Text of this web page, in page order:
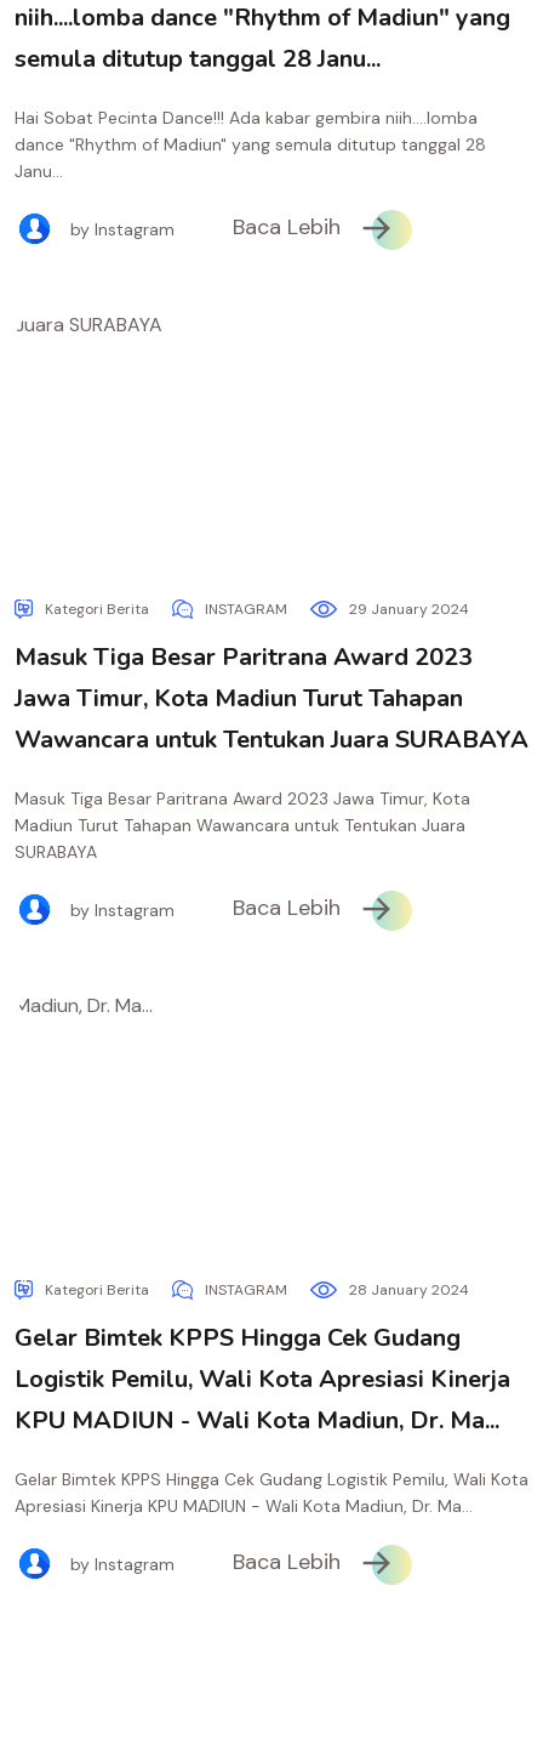
niih....lomba dance "Rhythm of Madiun" yang
semula ditutup tanggal 28 Janu...
Hai Sobat Pecinta Dance!!! Ada kabar gembira niih....lomba
dance "Rhythm of Madiun" yang semula ditutup tanggal 28
Janu...
by Instagram Baca Lebih
Kategori Berita INSTAGRAM 29 January 2024
Masuk Tiga Besar Paritrana Award 2023
Jawa Timur, Kota Madiun Turut Tahapan
Wawancara untuk Tentukan Juara SURABAYA
Masuk Tiga Besar Paritrana Award 2023 Jawa Timur, Kota
Madiun Turut Tahapan Wawancara untuk Tentukan Juara
SURABAYA
by Instagram Baca Lebih
Kategori Berita INSTAGRAM 28 January 2024
Gelar Bimtek KPPS Hingga Cek Gudang
Logistik Pemilu, Wali Kota Apresiasi Kinerja
KPU MADIUN - Wali Kota Madiun, Dr. Ma...
Gelar Bimtek KPPS Hingga Cek Gudang Logistik Pemilu, Wali Kota
Apresiasi Kinerja KPU MADIUN - Wali Kota Madiun, Dr. Ma...
by Instagram Baca Lebih